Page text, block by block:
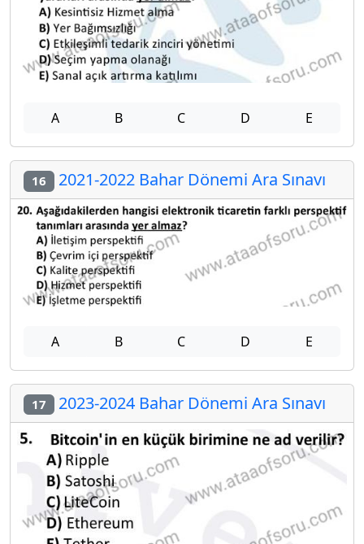
A B C D E
16 2021-2022 Bahar Dönemi Ara Sınavı
A B C D E
17 2023-2024 Bahar Dönemi Ara Sınavı